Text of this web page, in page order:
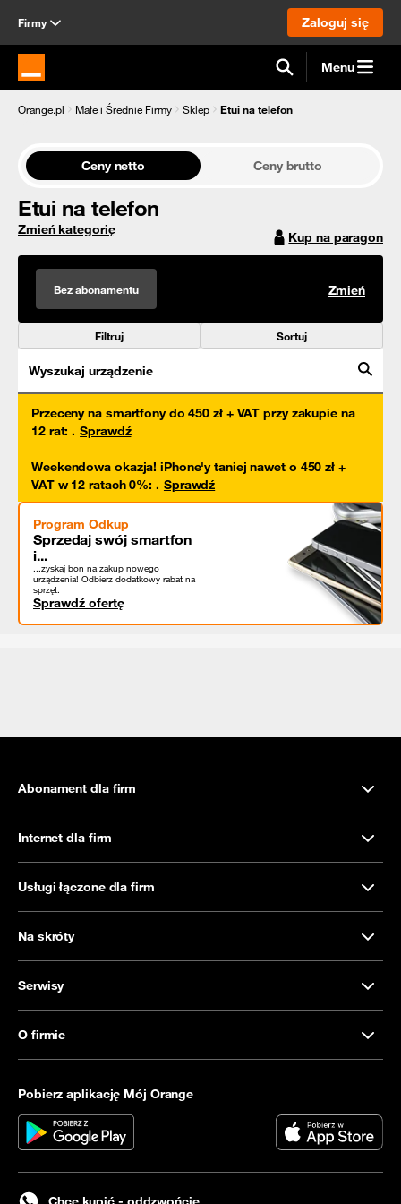
Firmy Zaloguj się
Strona główna Orange.pl Menu
Orange.pl Małe i Średnie Firmy Sklep Etui na telefon
Ceny netto Ceny brutto
Etui na telefon
Zmień kategorię Kup na paragon
Bez abonamentu Zmień
Filtruj Sortuj
Wyszukaj urządzenie
Przeceny na smartfony do 450 zł + VAT przy zakupie na
12 rat: . Sprawdź
Weekendowa okazja! iPhone'y taniej nawet o 450 zł +
VAT w 12 ratach 0%: . Sprawdź
Program Odkup
Sprzedaj swój smartfon
i...
...zyskaj bon na zakup nowego
urządzenia! Odbierz dodatkowy rabat na
sprzęt.
Sprawdź ofertę
Abonament dla firm
Internet dla firm
Usługi łączone dla firm
Na skróty
Serwisy
O firmie
Pobierz aplikację Mój Orange